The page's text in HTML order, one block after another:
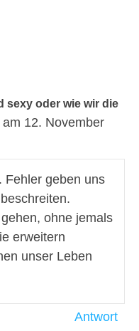
sexy oder wie wir die
am 12. November
geben uns
ohne jemals
erweitern
unser Leben
Antwort